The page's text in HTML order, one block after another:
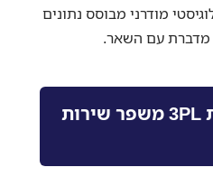
מודרני מבוסס נתונים
מדברת עם השאר.
כיצד שותף ברמת 3PL משפר שירות